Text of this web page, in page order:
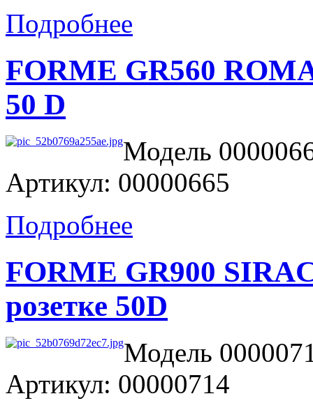
Подробнее
FORME GR560
50 D
Модель
Артикул: 00000665
Подробнее
FORME GR900
розетке 50D
Модель
Артикул: 00000714